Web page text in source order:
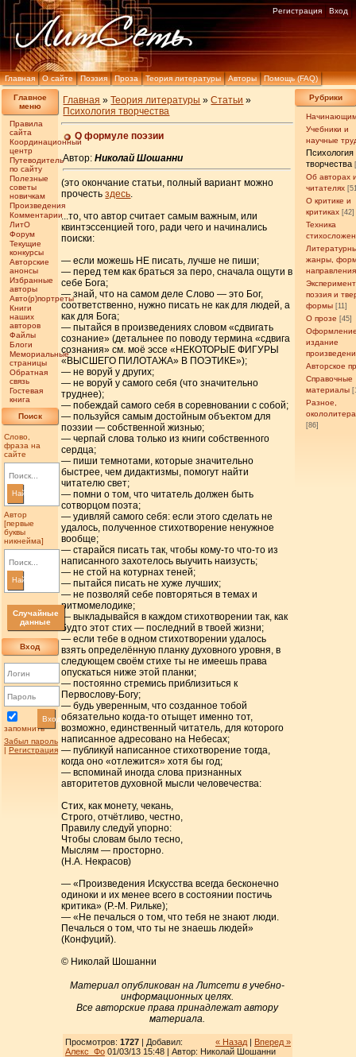
Главная О сайте Поэзия Проза Теория литературы Авторы Помощь (FAQ)
Регистрация Вход
Главное
меню
Правила
сайта
Координационный
центр
Путеводитель
по сайту
Полезные
советы
новичкам
Произведения
Комментарии
ЛитО
Форум
Текущие
конкурсы
Авторские
анонсы
Избранные
авторы
Авто(р)портреты
Книги
наших
авторов
Файлы
Блоги
Мемориальные
страницы
Обратная
связь
Гостевая
книга
Поиск
Слово,
фраза на
сайте
Найти
Автор
[первые
буквы
никнейма]
Найти
Случайные
данные
Вход
запомнить
Вход
Забыл пароль
| Регистрация
Рубрики
Учебники и
научные
Психология
творчества
Об авторах
читателях
О критике и
критиках [42]
Техника
жанры,
направления
поэзия и
формы [11]
О прозе [45]
издание
Авторское
Справочные
материалы
Разное,
[86]
Главная »Теория литературы »Статьи »
Психология творчества
О формуле поэзии
Автор:Николай Шошанни
(это окончание статьи, полный вариант можно
прочестьздесь.
...то, что автор считает самым важным, или
квинтэссенцией того, ради чего и начинались
поиски:
— если можешь НЕ писать, лучше не пиши;
— перед тем как браться за перо, сначала ощути в
себе Бога;
— знай, что на самом деле Слово — это Бог,
соответственно, нужно писать не как для людей, а
как для Бога;
— пытайся в произведениях словом «сдвигать
сознание» (детальнее по поводу термина «сдвига
сознания» см. моё эссе «НЕКОТОРЫЕ ФИГУРЫ
«ВЫСШЕГО ПИЛОТАЖА» В ПОЭТИКЕ»);
— не воруй у других;
— не воруй у самого себя (что значительно
труднее);
— побеждай самого себя в соревновании с собой;
— пользуйся самым достойным объектом для
поэзии — собственной жизнью;
— черпай слова только из книги собственного
сердца;
— пиши темнотами, которые значительно
быстрее, чем дидактизмы, помогут найти
читателю свет;
— помни о том, что читатель должен быть
сотворцом поэта;
— удивляй самого себя: если этого сделать не
удалось, полученное стихотворение ненужное
вообще;
— старайся писать так, чтобы кому-то что-то из
написанного захотелось выучить наизусть;
— не стой на котурнах теней;
— пытайся писать не хуже лучших;
— не позволяй себе повторяться в темах и
ритмомелодике;
— выкладывайся в каждом стихотворении так, как
будто этот стих — последний в твоей жизни;
— если тебе в одном стихотворении удалось
взять определённую планку духовного уровня, в
следующем своём стихе ты не имеешь права
опускаться ниже этой планки;
— постоянно стремись приблизиться к
Первослову-Богу;
— будь уверенным, что созданное тобой
обязательно когда-то отыщет именно тот,
возможно, единственный читатель, для которого
написанное адресовано на Небесах;
— публикуй написанное стихотворение тогда,
когда оно «отлежится» хотя бы год;
— вспоминай иногда слова признанных
авторитетов духовной мысли человечества:
Стих, как монету, чекань,
Строго, отчётливо, честно,
Правилу следуй упорно:
Чтобы словам было тесно,
Мыслям — просторно.
(Н.А. Некрасов)
— «Произведения Искусства всегда бесконечно
одиноки и их менее всего в состоянии постичь
критика» (Р.-М. Рильке);
— «Не печалься о том, что тебя не знают люди.
Печалься о том, что ты не знаешь людей»
(Конфуций).
© Николай Шошанни
Материал опубликован на Литсети в учебно-
информационных целях.
Все авторские права принадлежат автору
материала.
« Назад | Вперед »
Просмотров: 1727| Добавил:
Алекс_Фо01/03/13 15:48 | Автор: Николай Шошанни